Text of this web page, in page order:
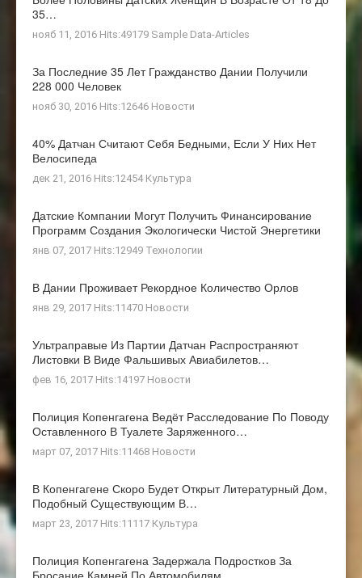
35…
нояб 11, 2016 Hits:49179 Sample Data-Articles
За Последние 35 Лет Гражданство Дании Получили
228 000 Человек
нояб 30, 2016 Hits:12646 Новости
40% Датчан Считают Себя Бедными, Если У Них Нет
Велосипеда
дек 21, 2016 Hits:12454 Культура
Датские Компании Могут Получить Финансирование
Программ Создания Экологически Чистой Энергетики
янв 07, 2017 Hits:12949 Технологии
В Дании Проживает Рекордное Количество Орлов
янв 29, 2017 Hits:11470 Новости
Ультраправые Из Партии Датчан Распространяют
Листовки В Виде Фальшивых Авиабилетов…
фев 16, 2017 Hits:14197 Новости
Полиция Копенгагена Ведёт Расследование По Поводу
Оставленного В Туалете Заряженного…
март 07, 2017 Hits:11468 Новости
В Копенгагене Скоро Будет Открыт Литературный Дом,
Подобный Существующим В…
март 23, 2017 Hits:11117 Культура
Полиция Копенгагена Задержала Подростков За
Бросание Камней По Автомобилям